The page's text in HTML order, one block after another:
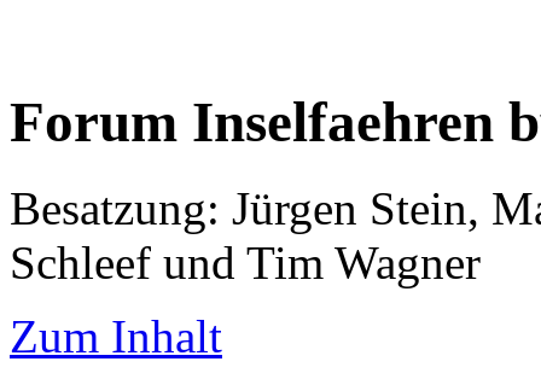
Forum Inselfaehren
Besatzung: Jürgen Stein,
Schleef und Tim Wagner
Zum Inhalt